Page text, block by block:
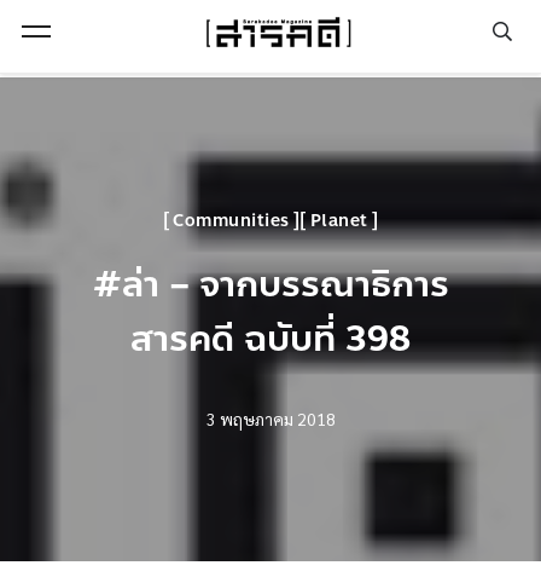
Communities Planet
#ล่า – จากบรรณาธิการ
สารคดี ฉบับที่ 398
3 พฤษภาคม 2018